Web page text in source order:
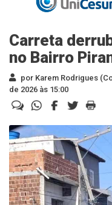
Carreta
no Bairro
por Karem Rodrigues
de 2026 às 15:00